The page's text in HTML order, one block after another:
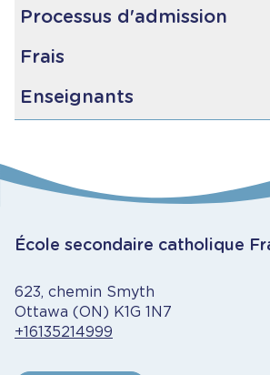
Processus d'admission
Lors du cours d'éducation physique
de leur participation active, leurs
Frais
175 $
Enseignants
Plus de 10 ans d'expérience avec le
provincial
avancé)
École secondaire catholique
623, chemin Smyth
Ottawa (ON) K1G 1N7
+16135214999